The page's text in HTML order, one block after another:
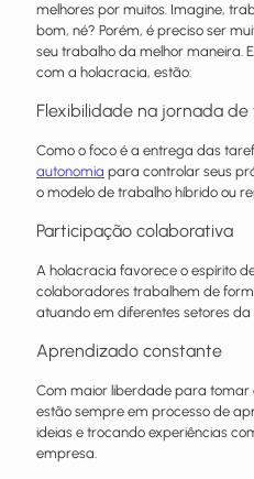
melhores por muitos. Imagine,
bom, né? Porém, é preciso ser
seu trabalho da melhor maneira.
com a holacracia, estão:
Flexibilidade na jornada
Como o foco é a entrega das
autonomia para controlar seus
o modelo de trabalho híbrido ou
Participação colaborativa
A holacracia favorece o espírito
colaboradores trabalhem de
atuando em diferentes setores da
Aprendizado constante
Com maior liberdade para tomar
estão sempre em processo de
ideias e trocando experiências
empresa.